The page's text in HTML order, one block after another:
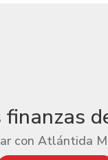
con Atlántida